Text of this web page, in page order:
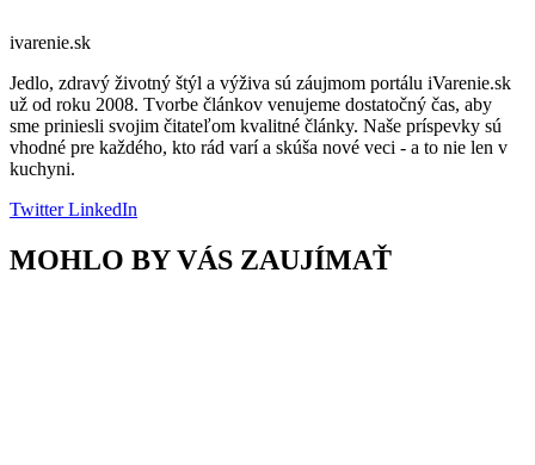
ivarenie.sk
Jedlo, zdravý životný štýl a výživa sú záujmom portálu iVarenie.sk
už od roku 2008. Tvorbe článkov venujeme dostatočný čas, aby
sme priniesli svojim čitateľom kvalitné články. Naše príspevky sú
vhodné pre každého, kto rád varí a skúša nové veci - a to nie len v
kuchyni.
TwitterLinkedIn
MOHLO BY VÁS ZAUJÍMAŤ